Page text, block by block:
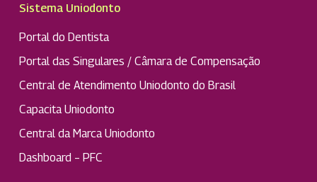
Sistema Uniodonto
Portal do Dentista
Portal das Singulares / Câmara de Compensação
Central de Atendimento Uniodonto do Brasil
Capacita Uniodonto
Central da Marca Uniodonto
Dashboard – PFC